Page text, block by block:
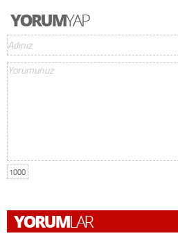
1000